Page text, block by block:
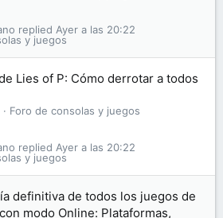
y juegos
Ayer a las 20:22
Lies of P: Cómo derrotar a todos
Foro de consolas y juegos
y juegos
Ayer a las 20:22
definitiva de todos los juegos de
modo Online: Plataformas,